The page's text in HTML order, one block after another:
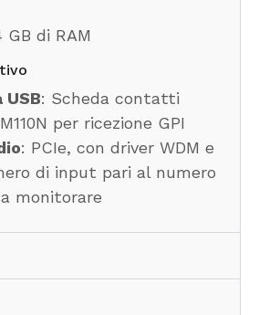
GB di RAM
: Scheda contatti
per ricezione GPI
: PCIe, con driver WDM e
di input pari al numero
monitorare